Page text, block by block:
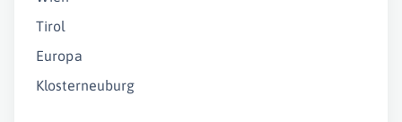
Tirol
Europa
Klosterneuburg